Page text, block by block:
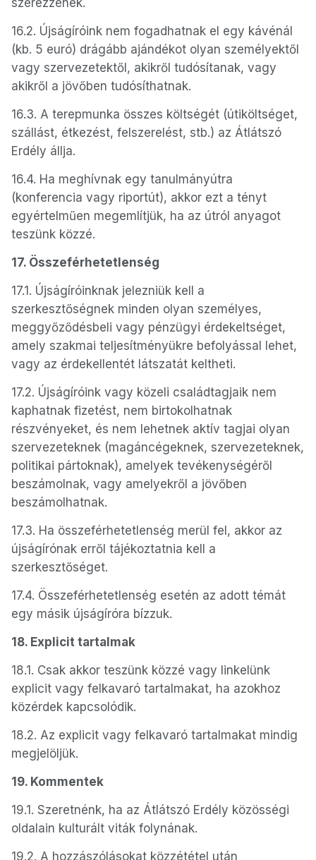
szerezzenek.
16.2. Újságíróink nem fogadhatnak el egy kávénál
(kb. 5 euró) drágább ajándékot olyan személyektől
vagy szervezetektől, akikről tudósítanak, vagy
akikről a jövőben tudósíthatnak.
16.3. A terepmunka összes költségét (útiköltséget,
szállást, étkezést, felszerelést, stb.) az Átlátszó
Erdély állja.
16.4. Ha meghívnak egy tanulmányútra
(konferencia vagy riportút), akkor ezt a tényt
egyértelműen megemlítjük, ha az útról anyagot
teszünk közzé.
17. Összeférhetetlenség
17.1. Újságíróinknak jelezniük kell a
szerkesztőségnek minden olyan személyes,
meggyőződésbeli vagy pénzügyi érdekeltséget,
amely szakmai teljesítményükre befolyással lehet,
vagy az érdekellentét látszatát keltheti.
17.2. Újságíróink vagy közeli családtagjaik nem
kaphatnak fizetést, nem birtokolhatnak
részvényeket, és nem lehetnek aktív tagjai olyan
szervezeteknek (magáncégeknek, szervezeteknek,
politikai pártoknak), amelyek tevékenységéről
beszámolnak, vagy amelyekről a jövőben
beszámolhatnak.
17.3. Ha összeférhetetlenség merül fel, akkor az
újságírónak erről tájékoztatnia kell a
szerkesztőséget.
17.4. Összeférhetetlenség esetén az adott témát
egy másik újságíróra bízzuk.
18. Explicit tartalmak
18.1. Csak akkor teszünk közzé vagy linkelünk
explicit vagy felkavaró tartalmakat, ha azokhoz
közérdek kapcsolódik.
18.2. Az explicit vagy felkavaró tartalmakat mindig
megjelöljük.
19. Kommentek
19.1. Szeretnénk, ha az Átlátszó Erdély közösségi
oldalain kulturált viták folynának.
19.2. A hozzászólásokat közzététel után